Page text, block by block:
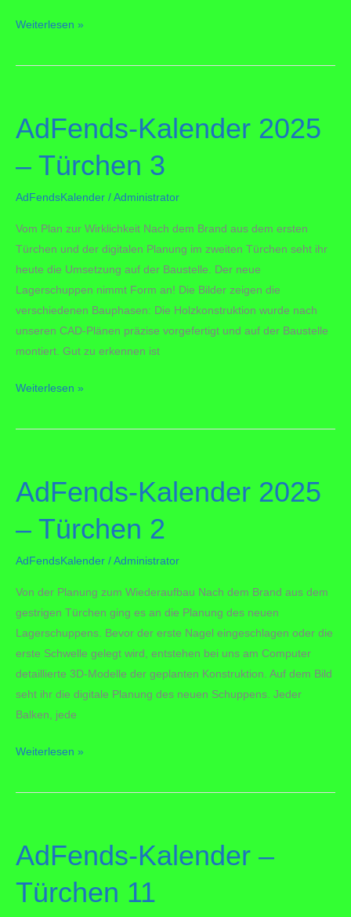
AdFends-
2025
7
Weiterlesen »
AdFends-Kalender 2025
– Türchen 3
AdFendsKalender /Administrator
Vom Plan zur Wirklichkeit Nach dem Brand aus dem ersten
Türchen und der digitalen Planung im zweiten Türchen seht ihr
heute die Umsetzung auf der Baustelle. Der neue
Lagerschuppen nimmt Form an! Die Bilder zeigen die
verschiedenen Bauphasen: Die Holzkonstruktion wurde nach
unseren CAD-Plänen präzise vorgefertigt und auf der Baustelle
montiert. Gut zu erkennen ist
AdFends-
2025
3
Weiterlesen »
AdFends-Kalender 2025
– Türchen 2
AdFendsKalender /Administrator
Von der Planung zum Wiederaufbau Nach dem Brand aus dem
gestrigen Türchen ging es an die Planung des neuen
Lagerschuppens. Bevor der erste Nagel eingeschlagen oder die
erste Schwelle gelegt wird, entstehen bei uns am Computer
detaillierte 3D-Modelle der geplanten Konstruktion. Auf dem Bild
seht ihr die digitale Planung des neuen Schuppens. Jeder
Balken, jede
AdFends-
2025
2
Weiterlesen »
AdFends-Kalender –
Türchen 11